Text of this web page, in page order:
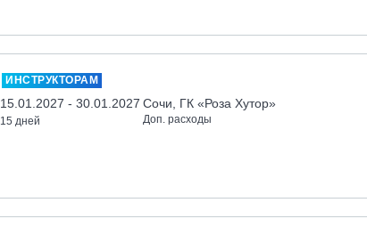
ИНСТРУКТОРАМ
15.01.2027 - 30.01.2027
15 дней
Сочи, ГК «Роза Хутор»
Доп. расходы